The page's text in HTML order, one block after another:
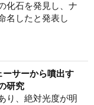
化石を発見し、ナ
名したと発表し
ーサーから噴出す
研究
り、絶対光度が明